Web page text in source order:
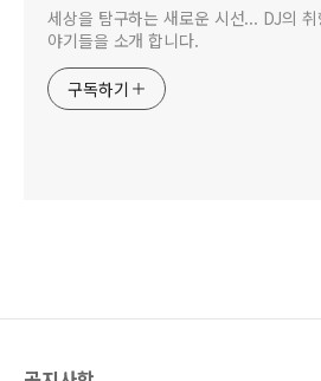
세상을 탐구하는 새로운 시선... DJ의 취
야기들을 소개 합니다.
구독하기